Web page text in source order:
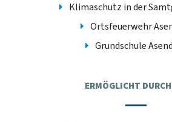
Klimaschutz in der
Ortsfeuerwehr
Grundschule
ERMÖGLICHT